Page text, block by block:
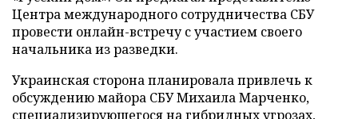
Центра международного сотрудничества СБУ
провести онлайн-встречу с участием своего
начальника из разведки.
Украинская сторона планировала привлечь к
обсуждению майора СБУ Михаила Марченко,
специализирующегося на гибридных угрозах,